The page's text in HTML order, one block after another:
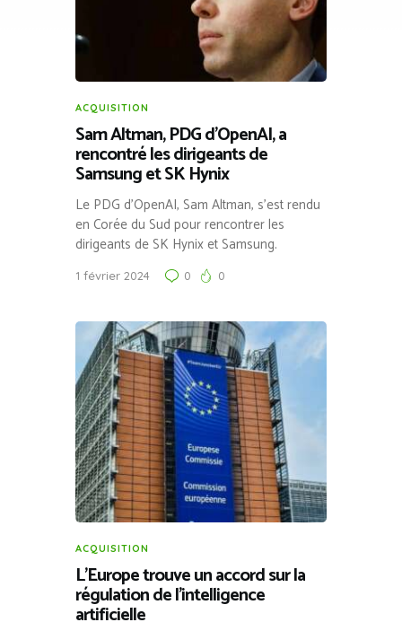
ACQUISITION
Sam Altman, PDG d’OpenAI, a
rencontré les dirigeants de
Samsung et SK Hynix
Le PDG d’OpenAI, Sam Altman, s’est rendu
en Corée du Sud pour rencontrer les
dirigeants de SK Hynix et Samsung.
1 février 2024 0 0
ACQUISITION
L’Europe trouve un accord sur la
régulation de l’intelligence
artificielle